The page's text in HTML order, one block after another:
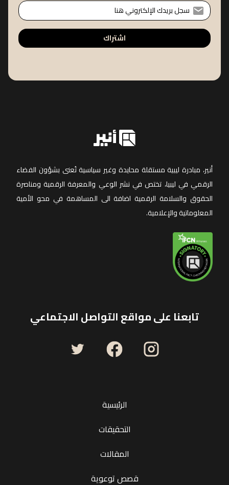
اشتراك
أنير، مبادرة ليبية مستقلة محايدة وغير سياسية تُعنى بشؤون الفضاء
الرقمي في ليبيا، تختص في نشر الوعي والمعرفة الرقمية ومناصرة
الحقوق والسلامة الرقمية اضافة الى المساهمة في محو الأمية
المعلوماتية والإعلامية.
تابعنا على مواقع التواصل الاجتماعي
الرئيسية
التحقيقات
المقالات
قصص توعوية